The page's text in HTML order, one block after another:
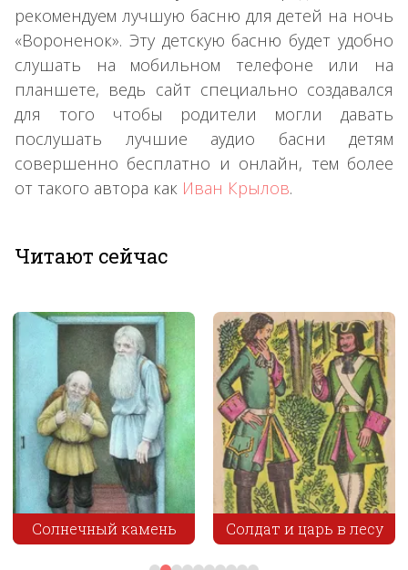
рекомендуем лучшую басню для детей на ночь
«Вороненок». Эту детскую басню будет удобно
слушать на мобильном телефоне или на
планшете, ведь сайт специально создавался
для того чтобы родители могли давать
послушать лучшие аудио басни детям
совершенно бесплатно и онлайн, тем более
от такого автора как Иван Крылов.
Читают сейчас
Солнечный камень Солдат и царь в лесу